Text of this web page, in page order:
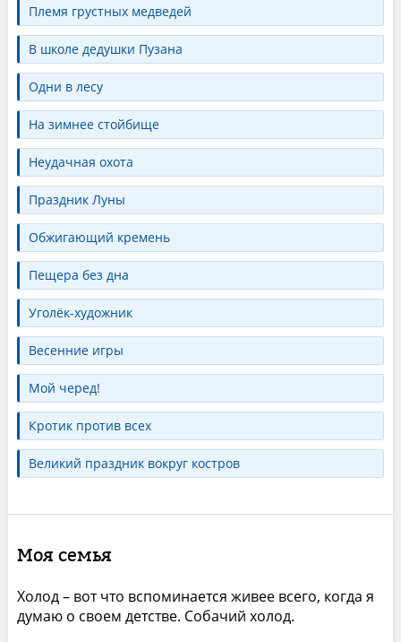
Племя грустных медведей
В школе дедушки Пузана
Одни в лесу
На зимнее стойбище
Неудачная охота
Праздник Луны
Обжигающий кремень
Пещера без дна
Уголёк-художник
Весенние игры
Мой черед!
Кротик против всех
Великий праздник вокруг костров
Моя семья
Холод – вот что вспоминается живее всего, когда я
думаю о своем детстве. Собачий холод.